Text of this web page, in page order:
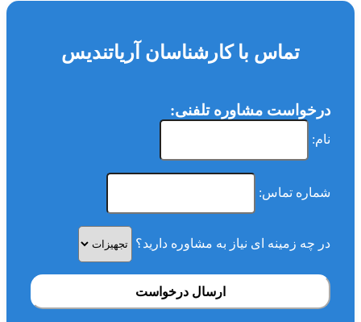
تماس با کارشناسان آریاتندیس
درخواست مشاوره تلفنی:
نام:
شماره تماس:
در چه زمینه ای نیاز به مشاوره دارید؟
ارسال درخواست